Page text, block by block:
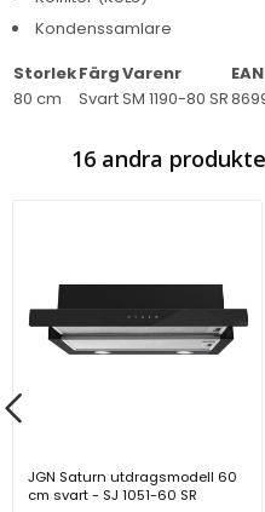
Kondenssamlare
StorlekFärgVarenr EAN
80 cm
SvartSM 1190-80 SR
16 andra
JGN Saturn utdragsmodell 60
cm svart - SJ 1051-60 SR